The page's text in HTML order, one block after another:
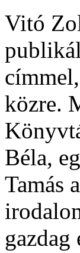
Vitó
közre.
Béla,
Tamás